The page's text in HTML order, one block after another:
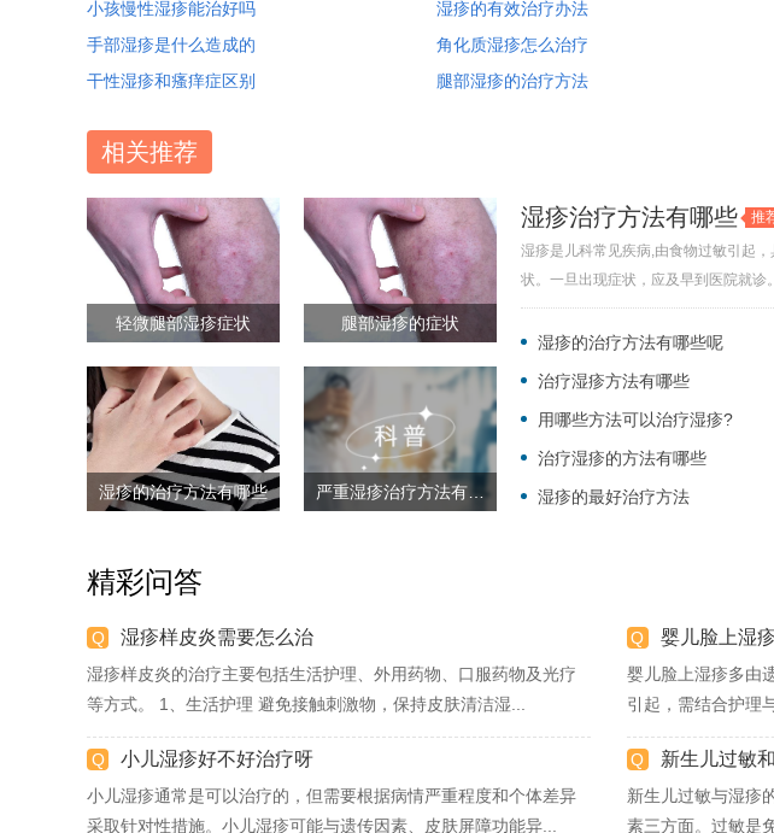
小孩慢性湿疹能治好吗
湿疹的有效治疗办法
手部湿疹是什么造成的
角化质湿疹怎么治疗
干性湿疹和瘙痒症区别
腿部湿疹的治疗方法
相关推荐
轻微腿部湿疹症状 腿部湿疹的症状
湿疹的治疗方法有哪些
湿疹治疗方法有哪些
推
湿疹是儿科常见疾病,由食物过敏引起
状。一旦出现症状，应及早到医院就诊
湿疹的治疗方法有哪些呢
治疗湿疹方法有哪些
用哪些方法可以治疗湿疹?
治疗湿疹的方法有哪些
湿疹的最好治疗方法
精彩问答
湿疹样皮炎需要怎么治
湿疹样皮炎的治疗主要包括生活护理、外用药物、口服药物及光疗
等方式。 1、生活护理 避免接触刺激物，保持皮肤清洁湿...
婴儿脸上湿
婴儿脸上湿疹多由
引起，需结合护理
小儿湿疹好不好治疗呀
小儿湿疹通常是可以治疗的，但需要根据病情严重程度和个体差异
采取针对性措施。小儿湿疹可能与遗传因素、皮肤屏障功能异...
新生儿过敏
新生儿过敏与湿疹
素三方面。过敏是